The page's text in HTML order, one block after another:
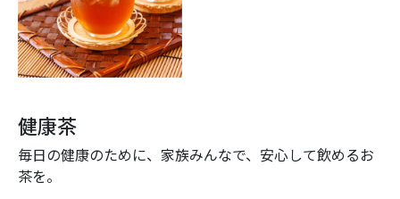
健康茶
毎日の健康のために、家族みんなで、安心して飲めるお
茶を。